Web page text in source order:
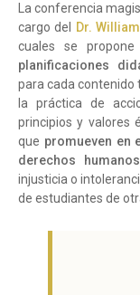
La conferencia
cargo del
Dr.
cuales se
planificaciones
para cada contenido
la práctica de
principios y valores
que promueven en
derechos humanos
injusticia o
de estudiantes de